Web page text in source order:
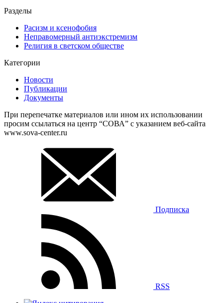
Разделы
Расизм и ксенофобия
Неправомерный антиэкстремизм
Религия в светском обществе
Категории
Новости
Публикации
Документы
При перепечатке материалов или ином их использовании
просим ссылаться на центр “СОВА” с указанием веб-сайта
www.sova-center.ru
Подписка
RSS